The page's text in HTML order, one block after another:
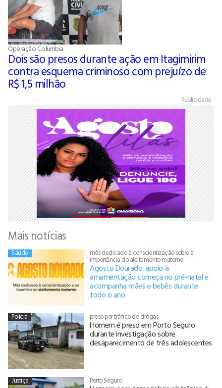
Operação Columbia
Dois são presos durante ação em Itagimirim
contra esquema criminoso com prejuízo de
R$ 1,5 milhão
Publicidade
Mais notícias
Saúde mês dedicado à conscientização sobre a
importância do aleitamento materno
Agosto Dourado: apoio à
amamentação começa no pré-natal e
acompanha mães e bebês durante
todo o ano
Polícia preso por tráfico de drogas
Homem é preso em Porto Seguro
durante investigação sobre
desaparecimento de três adolescentes
Justiça Porto Seguro